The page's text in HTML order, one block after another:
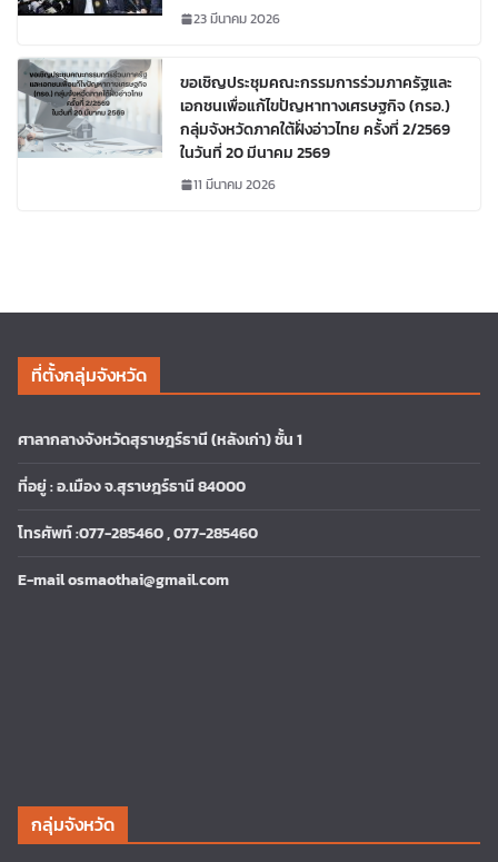
23 มีนาคม 2026
ขอเชิญประชุมคณะกรรมการร่วมภาครัฐและ
เอกชนเพื่อแก้ไขปัญหาทางเศรษฐกิจ (กรอ.)
กลุ่มจังหวัดภาคใต้ฝั่งอ่าวไทย ครั้งที่ 2/2569
ในวันที่ 20 มีนาคม 2569
11 มีนาคม 2026
ที่ตั้งกลุ่มจังหวัด
ศาลากลางจังหวัดสุราษฎร์ธานี (หลังเก่า) ชั้น 1
ที่อยู่ : อ.เมือง จ.สุราษฎร์ธานี 84000
โทรศัพท์ :077-285460 , 077-285460
E-mail osmaothai@gmail.com
กลุ่มจังหวัด